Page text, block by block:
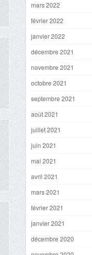
mars 2022
février 2022
janvier 2022
décembre 2021
novembre 2021
octobre 2021
septembre 2021
août 2021
juillet 2021
juin 2021
mai 2021
avril 2021
mars 2021
février 2021
janvier 2021
décembre 2020